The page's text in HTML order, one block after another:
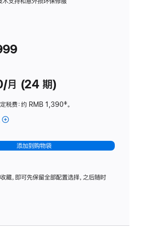
月 (24 期)
税费：约 RMB 1,390脚
‡。
(Studio
-
标
璃
添加到购物袋
藏，即可先保留全部配置选择，之后随时